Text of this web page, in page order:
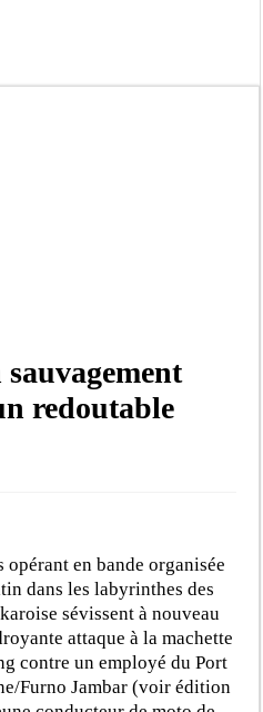
redoutable
opérant en bande organisée
dans les labyrinthes des
sévissent à nouveau
attaque à la machette
contre un employé du Port
Furno Jambar (voir édition